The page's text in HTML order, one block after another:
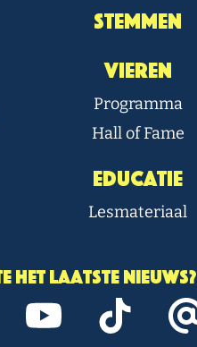
Stemmen
Vieren
Programma
Hall of Fame
Educatie
Lesmateriaal
het laatste nieuws?